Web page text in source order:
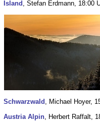
Island , Stefan Erdmann, 18:00
Schwarzwald , Michael Hoyer,
Austria Alpin, Herbert Raffalt,